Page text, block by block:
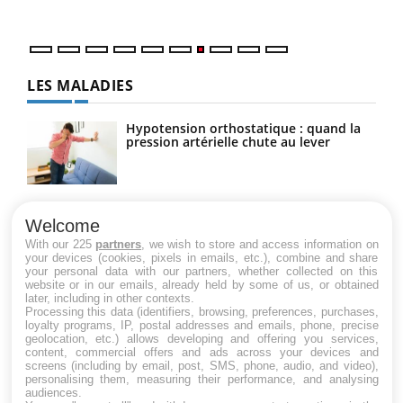
LES MALADIES
Hypotension orthostatique : quand la
pression artérielle chute au lever
Maladie de Charcot (Sclérose latérale
amyotrophique)
Welcome
With our 225 partners , we wish to store and access information on
your devices (cookies, pixels in emails, etc.), combine and share
your personal data with our partners, whether collected on this
website or in our emails, already held by some of us, or obtained
later, including in other contexts.
Processing this data (identifiers, browsing, preferences, purchases,
loyalty programs, IP, postal addresses and emails, phone, precise
geolocation, etc.) allows developing and offering you services,
content, commercial offers and ads across your devices and
screens (including by email, post, SMS, phone, audio, and video),
personalising them, measuring their performance, and analysing
audiences.